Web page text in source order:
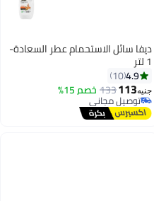
ديفا سائل الاستحمام عطر السعادة-
1 لتر
4.9
10
جنيه113
133 خصم 15%
توصيل مجاني
توصيل مجاني